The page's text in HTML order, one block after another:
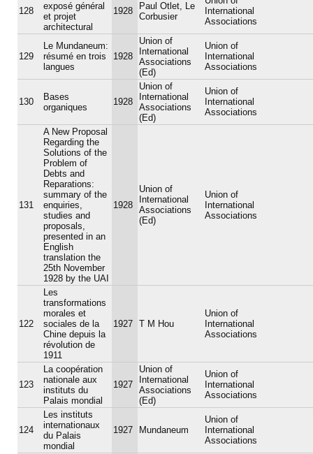
128
exposé général
et projet
architectural
1928
Paul Otlet, Le
Corbusier
International
Associations
129
Le Mundaneum:
résumé en trois
langues
1928
Union of
International
Associations
(Ed)
Union of
International
Associations
130
Bases
organiques
1928
Union of
International
Associations
(Ed)
Union of
International
Associations
131
A New Proposal
Regarding the
Solutions of the
Problem of
Debts and
Reparations:
summary of the
enquiries,
studies and
proposals,
presented in an
English
translation the
25th November
1928 by the UAI
1928
Union of
International
Associations
(Ed)
Union of
International
Associations
122
Les
transformations
morales et
sociales de la
Chine depuis la
révolution de
1911
1927 T M Hou
Union of
International
Associations
123
La coopération
nationale aux
instituts du
Palais mondial
1927
Union of
International
Associations
(Ed)
Union of
International
Associations
124
Les instituts
internationaux
du Palais
mondial
1927 Mundaneum
Union of
International
Associations